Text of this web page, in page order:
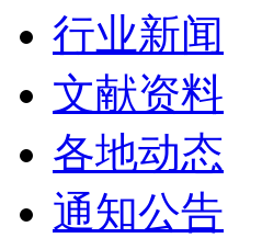
行业新闻
文献资料
各地动态
通知公告